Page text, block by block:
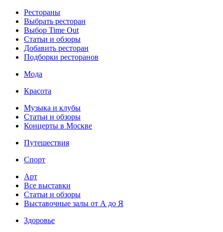
Рестораны
Выбрать ресторан
Выбор Time Out
Статьи и обзоры
Добавить ресторан
Подборки ресторанов
Мода
Красота
Музыка и клубы
Статьи и обзоры
Концерты в Москве
Путешествия
Спорт
Арт
Все выставки
Статьи и обзоры
Выставочные залы от А до Я
Здоровье